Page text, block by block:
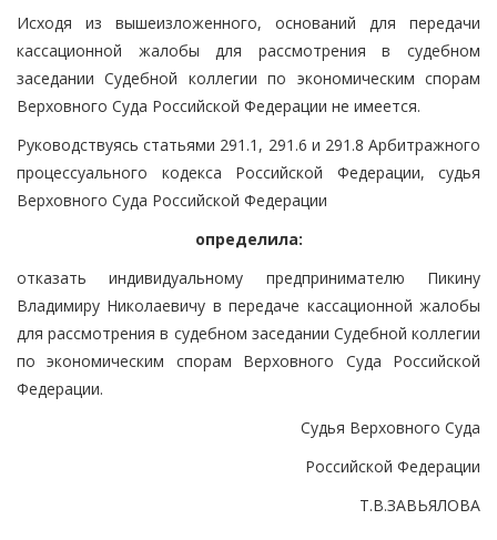
Исходя из вышеизложенного, оснований для передачи
кассационной жалобы для рассмотрения в судебном
заседании Судебной коллегии по экономическим спорам
Верховного Суда Российской Федерации не имеется.
Руководствуясь статьями 291.1, 291.6 и 291.8 Арбитражного
процессуального кодекса Российской Федерации, судья
Верховного Суда Российской Федерации
определила:
отказать индивидуальному предпринимателю Пикину
Владимиру Николаевичу в передаче кассационной жалобы
для рассмотрения в судебном заседании Судебной коллегии
по экономическим спорам Верховного Суда Российской
Федерации.
Судья Верховного Суда
Российской Федерации
Т.В.ЗАВЬЯЛОВА